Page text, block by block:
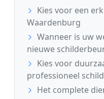
Kies voor een
Waardenburg
Wanneer is uw
nieuwe
Kies voor
professioneel
Het complete